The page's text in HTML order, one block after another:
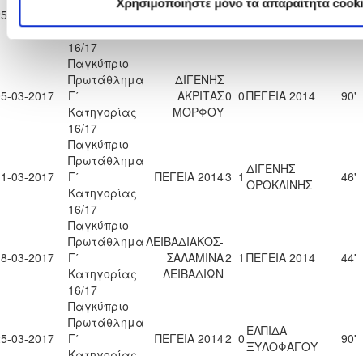
Χρησιμοποιήστε μόνο τα απαραίτητα
02-2017
Κατηγορίας
16/17
ΠΕΓΕΙΑ 2014 KRASAVA Ε.Ν.Y.
03-2017
Παγκύπριο
Πρωτάθλημα
Γ΄
Κατηγορίας
16/17
ΔΙΓΕΝΗΣ
ΑΚΡΙΤΑΣ
ΜΟΡΦΟΥ
0 0ΠΕΓΕΙΑ 2014 90'
03-2017
Παγκύπριο
Πρωτάθλημα
Γ΄
Κατηγορίας
16/17
ΠΕΓΕΙΑ 20143 1 ΔΙΓΕΝΗΣ
ΟΡΟΚΛΙΝΗΣ
46'
03-2017
Παγκύπριο
Πρωτάθλημα
Γ΄
Κατηγορίας
16/17
ΛΕΙΒΑΔΙΑΚΟΣ-
ΣΑΛΑΜΙΝΑ
ΛΕΙΒΑΔΙΩΝ
2 1 ΠΕΓΕΙΑ 2014 44'
03-2017
Παγκύπριο
Πρωτάθλημα
Γ΄
ΠΕΓΕΙΑ 20142 0 ΕΛΠΙΔΑ
ΞΥΛΟΦΑΓΟΥ
90'